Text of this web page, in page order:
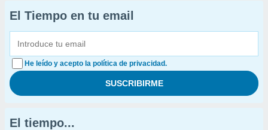
El Tiempo en tu email
He leído y acepto la política de privacidad.
El tiempo...